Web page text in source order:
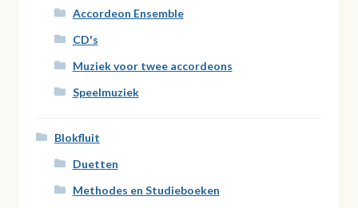
Accordeon Ensemble
CD's
Muziek voor twee accordeons
Speelmuziek
Blokfluit
Duetten
Methodes en Studieboeken